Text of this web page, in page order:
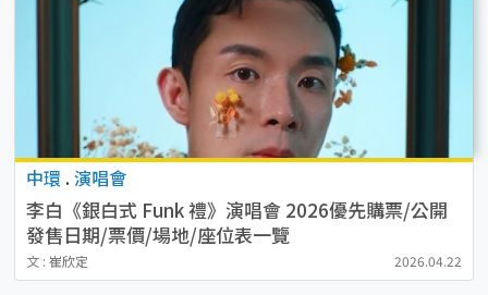
中環 . 演唱會
李白《銀白式 Funk 禮》演唱會 2026優先購票/公開
發售日期/票價/場地/座位表一覽
文 : 崔欣定 2026.04.22